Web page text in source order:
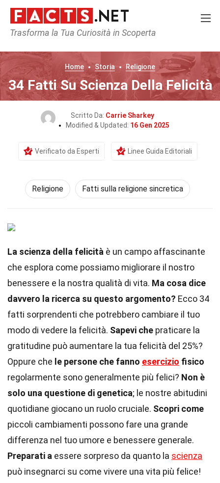
Trasforma la Tua Curiosità in Scoperta
Home Storia Religione
34 Fatti Su Scienza Della Felicità
Scritto Da: Carrie Sharkey
Modified & Updated: 16 Gen 2025
Verificato da Esperti Linee Guida Editoriali
Religione Fatti sulla religione sincretica
La scienza della felicità è un campo affascinante
che esplora come possiamo migliorare il nostro
benessere e la nostra qualità di vita. Ma cosa dice
davvero la ricerca su questo argomento? Ecco 34
fatti sorprendenti che potrebbero cambiare il tuo
modo di vedere la felicità. Sapevi che praticare la
gratitudine può aumentare la tua felicità del 25%?
Oppure che le persone che fanno esercizio fisico
regolarmente sono generalmente più felici? Non è
solo una questione di genetica; le nostre abitudini
quotidiane giocano un ruolo cruciale. Scopri come
piccoli cambiamenti possono fare una grande
differenza nel tuo umore e benessere generale.
Preparati a essere sorpreso da quanto la scienza
può insegnarci su come vivere una vita più felice!